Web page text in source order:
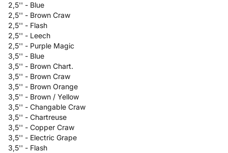
2,5'' - Blue
2,5'' - Brown Craw
2,5'' - Flash
2,5'' - Leech
2,5'' - Purple Magic
3,5'' - Blue
3,5'' - Brown Chart.
3,5'' - Brown Craw
3,5'' - Brown Orange
3,5'' - Brown / Yellow
3,5'' - Changable Craw
3,5'' - Chartreuse
3,5'' - Copper Craw
3,5'' - Electric Grape
3,5'' - Flash